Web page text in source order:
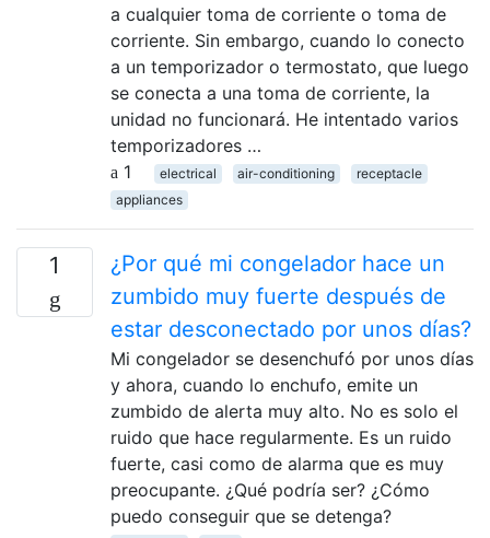
a cualquier toma de corriente o toma de
corriente. Sin embargo, cuando lo conecto
a un temporizador o termostato, que luego
se conecta a una toma de corriente, la
unidad no funcionará. He intentado varios
temporizadores …
1
electrical air-conditioning
receptacle
appliances
1
¿Por qué mi congelador hace un
zumbido muy fuerte después de
estar desconectado por unos días?
Mi congelador se desenchufó por unos días
y ahora, cuando lo enchufo, emite un
zumbido de alerta muy alto. No es solo el
ruido que hace regularmente. Es un ruido
fuerte, casi como de alarma que es muy
preocupante. ¿Qué podría ser? ¿Cómo
puedo conseguir que se detenga?